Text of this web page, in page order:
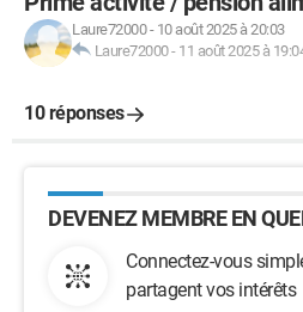
Laure72000- 10 août 2025 à 20:03
Laure72000- 11 août 2025 à
10 réponses
DEVENEZ MEMBRE EN
Connectez-vous
partagent vos intérêts